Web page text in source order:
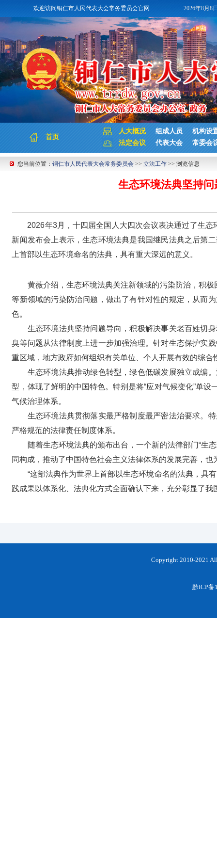
欢迎访问铜仁市人民代表大会常务委员会官网 2026年8月8
首页
人大概况 组成人员
机构设
法定会议
代表大会 常委会
您当前位置： 铜仁市人民代表大会常务委员会 >> 立法工作 >> 浏览信息
生态环境法典坚持
2026年3月，十四届全国人大四次会议表决通过了生
新闻发布会上表示，生态环境法典是我国继民法典之后第
上首部以生态环境命名的法典，具有重大深远的意义。
黄薇介绍，生态环境法典关注新领域的污染防治，积极
等新领域的污染防治问题，做出了有针对性的规定，从而
色。
生态环境法典坚持问题导向，积极解决事关老百姓切身
臭等问题从法律制度上进一步加强治理。针对生态保护实
重区域，地方政府如何组织有关单位、个人开展有效的综
生态环境法典推动绿色转型，绿色低碳发展独立成编。
型，体现了鲜明的中国特色。特别是将“应对气候变化”单
气候治理体系。
生态环境法典贯彻落实最严格制度最严密法治要求。特
严格规范的法律责任制度体系。
随着生态环境法典的颁布出台，一个新的法律部门“生态
同构成，推动了中国特色社会主义法律体系的发展完善，
“这部法典作为世界上首部以生态环境命名的法典，具有
践成果以体系化、法典化方式全面确认下来，充分彰显了我
Copyright 2010-2021
黔ICP备